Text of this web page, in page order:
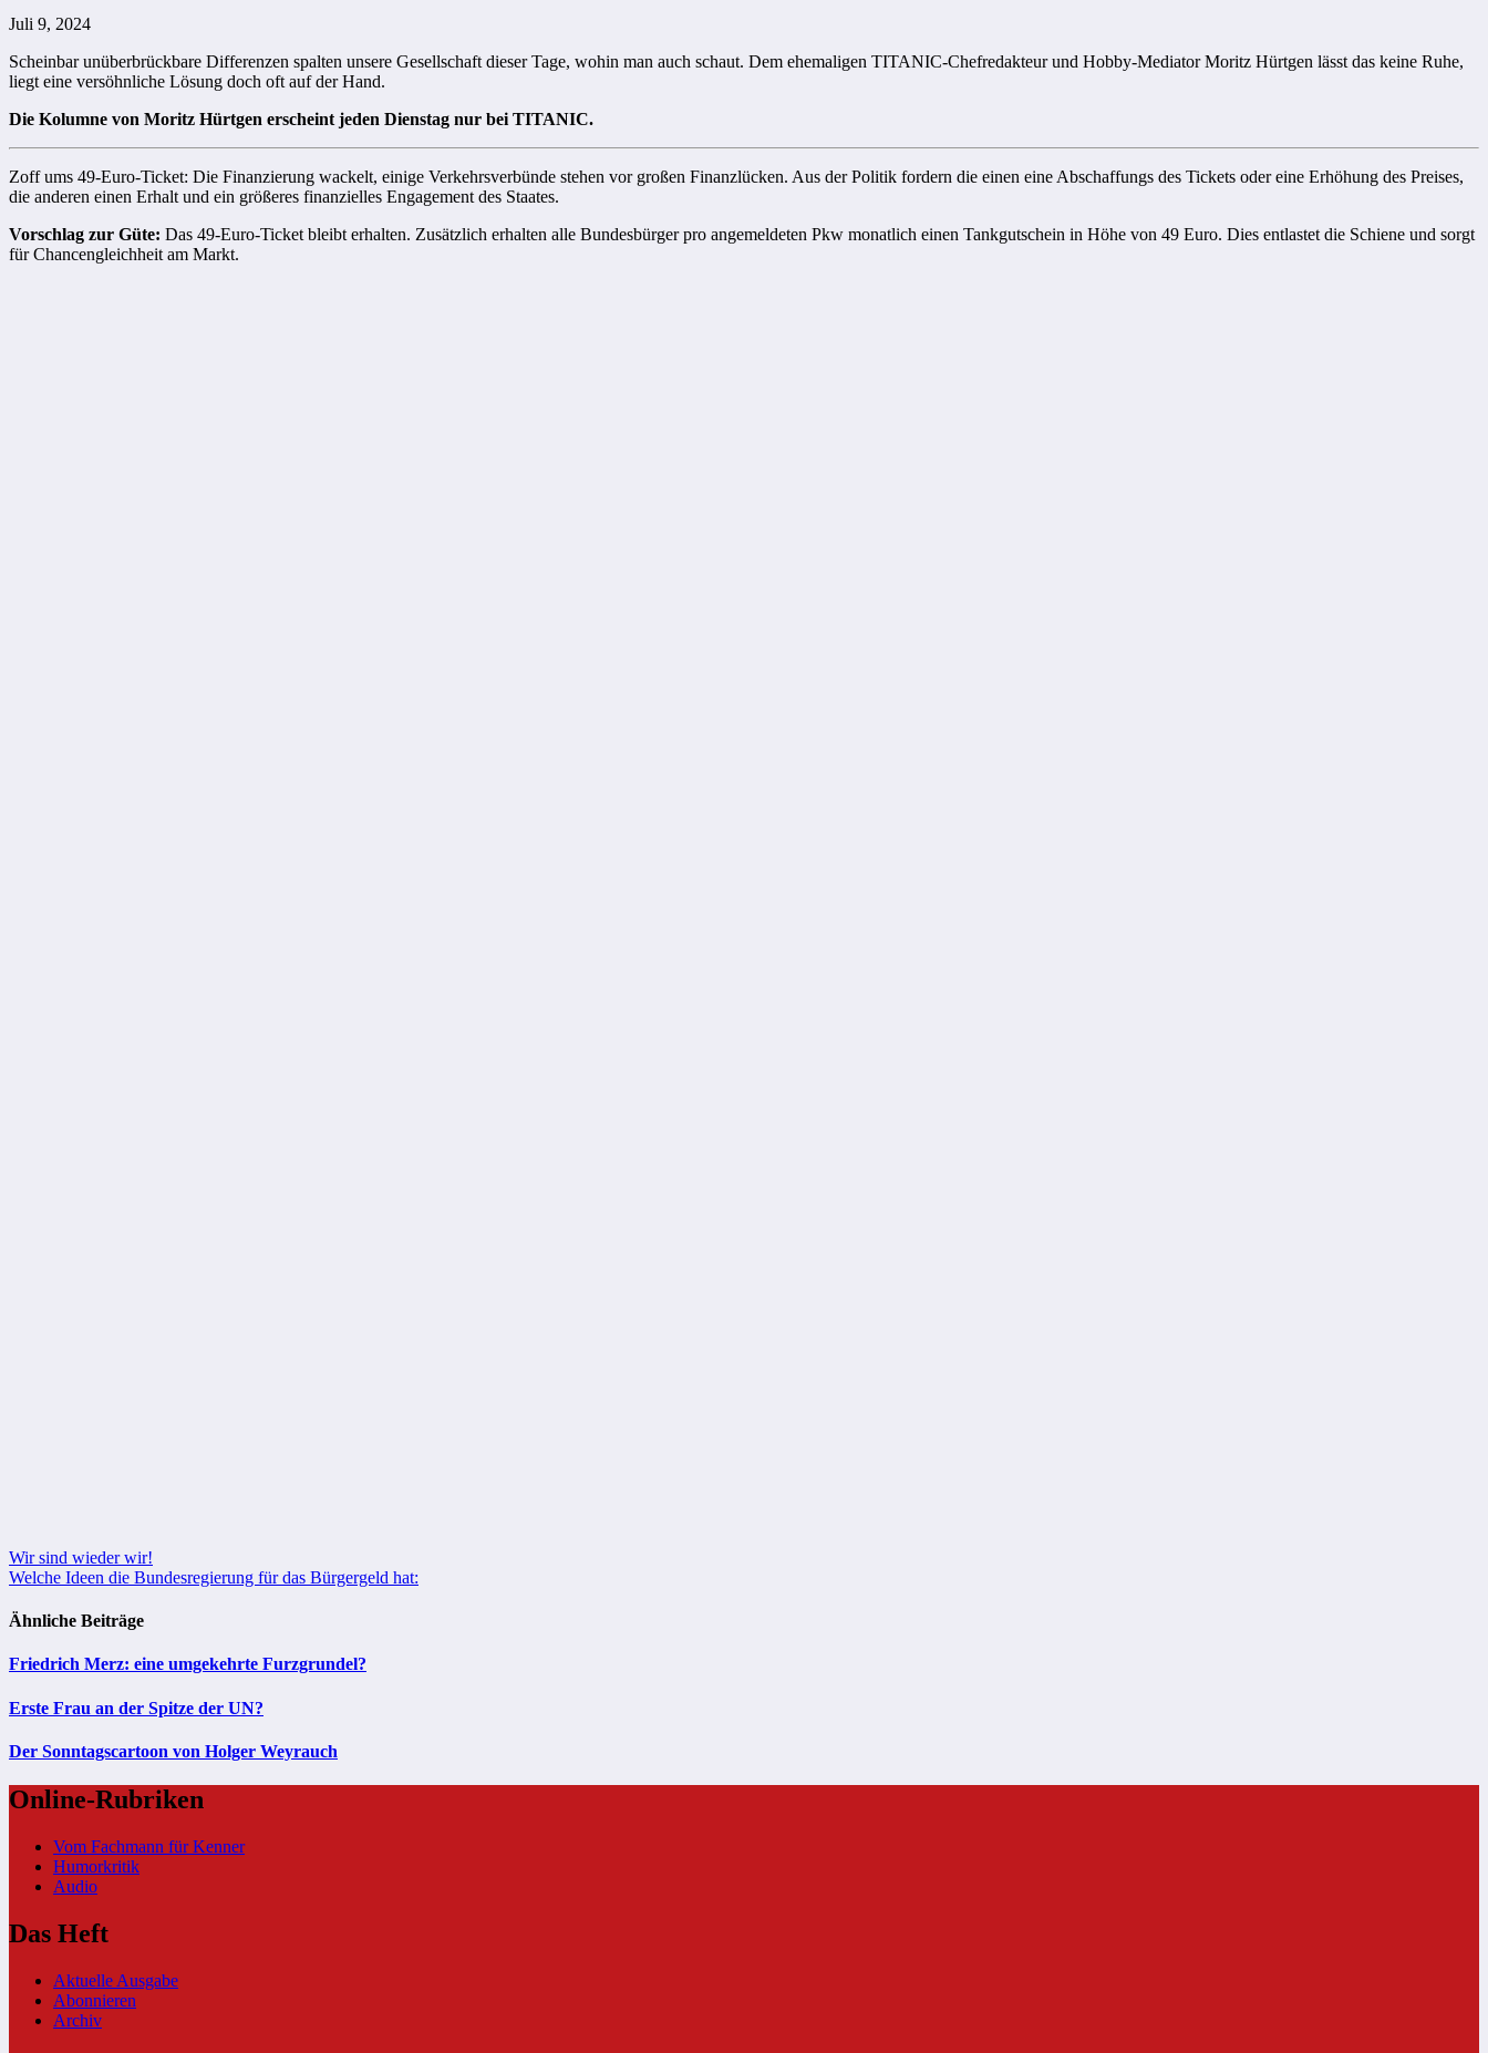
Juli 9, 2024
Scheinbar unüberbrückbare Differenzen spalten unsere Gesellschaft dieser Tage, wohin man auch schaut. Dem ehemaligen TITANIC-Chefredakteur und Hobby-Mediator Moritz Hürtgen lässt das keine Ruhe,
liegt eine versöhnliche Lösung doch oft auf der Hand.
Die Kolumne von Moritz Hürtgen erscheint jeden Dienstag nur bei TITANIC.
Zoff ums 49-Euro-Ticket: Die Finanzierung wackelt, einige Verkehrsverbünde stehen vor großen Finanzlücken. Aus der Politik fordern die einen eine Abschaffungs des Tickets oder eine Erhöhung des Preises,
die anderen einen Erhalt und ein größeres finanzielles Engagement des Staates.
Vorschlag zur Güte: Das 49-Euro-Ticket bleibt erhalten. Zusätzlich erhalten alle Bundesbürger pro angemeldeten Pkw monatlich einen Tankgutschein in Höhe von 49 Euro. Dies entlastet die Schiene und sorgt
für Chancengleichheit am Markt.
Beitragsnavigation
Wir sind wieder wir!
Welche Ideen die Bundesregierung für das Bürgergeld hat:
Ähnliche Beiträge
Friedrich Merz: eine umgekehrte Furzgrundel?
Erste Frau an der Spitze der UN?
Der Sonntagscartoon von Holger Weyrauch
Online-Rubriken
Vom Fachmann für Kenner
Humorkritik
Audio
Das Heft
Aktuelle Ausgabe
Abonnieren
Archiv